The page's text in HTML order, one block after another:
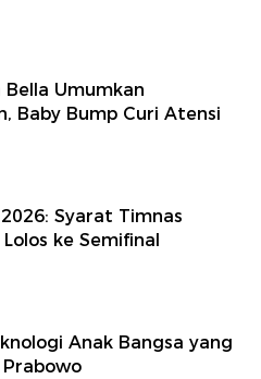
Bella Umumkan
Baby Bump Curi Atensi
2026: Syarat Timnas
ke Semifinal
Anak Bangsa yang